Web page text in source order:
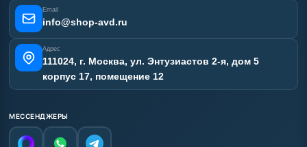
Карта сайта
Email
info@shop-avd.ru
Адрес
111024, г. Москва, ул. Энтузиастов 2-я, дом 5
корпус 17, помещение 12
МЕССЕНДЖЕРЫ